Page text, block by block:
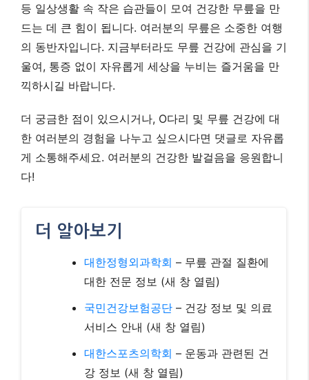
등 일상생활 속 작은 습관들이 모여 건강한 무릎을 만
드는 데 큰 힘이 됩니다. 여러분의 무릎은 소중한 여행
의 동반자입니다. 지금부터라도 무릎 건강에 관심을 기
울여, 통증 없이 자유롭게 세상을 누비는 즐거움을 만
끽하시길 바랍니다.
더 궁금한 점이 있으시거나, O다리 및 무릎 건강에 대
한 여러분의 경험을 나누고 싶으시다면 댓글로 자유롭
게 소통해주세요. 여러분의 건강한 발걸음을 응원합니
다!
더 알아보기
대한정형외과학회 – 무릎 관절 질환에
대한 전문 정보 (새 창 열림)
국민건강보험공단 – 건강 정보 및 의료
서비스 안내 (새 창 열림)
대한스포츠의학회 – 운동과 관련된 건
강 정보 (새 창 열림)